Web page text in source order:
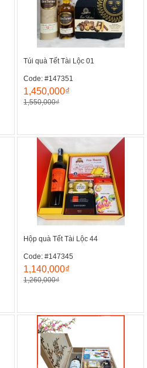
Túi quà Tết Tài Lộc 01
Code: #147351
1,450,000₫
1,550,000₫
Hộp quà Tết Tài Lộc 44
Code: #147345
1,140,000₫
1,260,000₫